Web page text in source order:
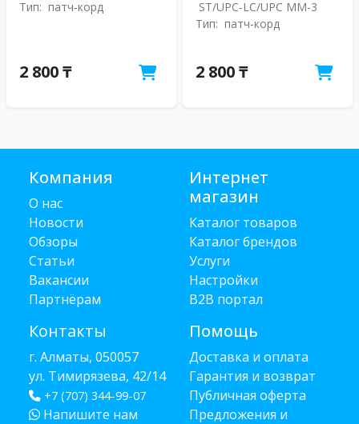
Тип: патч-корд
2 800 ₸
ST/UPC-LC/UPC MM-3
Тип: патч-корд
2 800 ₸
Компания
О нас
Новости
Обзоры
Статьи
Вакансии
Партнёрам
Контакты
г. Алматы, 050057
ул. Тимирязева, 42/14
+7 (707) 344-99-07
Напишите нам
Интернет
магазин
Каталог товаров
Каталог брендов
Услуги
Настройки
B2B портал
Помощь
Доставка и оплата
Гарантия и возврат
Публичная оферта
Предложения и